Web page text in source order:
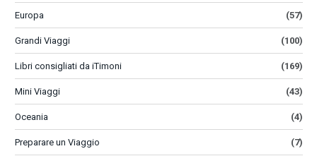
Europa (57)
Grandi Viaggi (100)
Libri consigliati da iTimoni (169)
Mini Viaggi (43)
Oceania (4)
Preparare un Viaggio (7)